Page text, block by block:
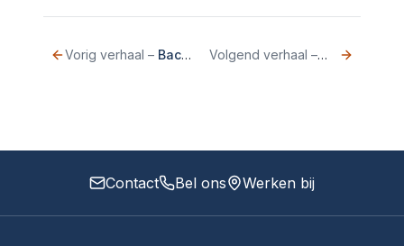
Vorig verhaal – Bachelor Career Experience Volgend verhaal – Open dag
Contact Bel ons Werken bij